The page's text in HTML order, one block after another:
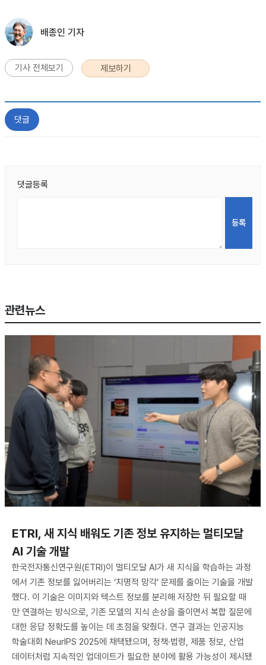
배종인 기자
기사 전체보기 제보하기
댓글
댓글등록
관련뉴스
ETRI, 새 지식 배워도 기존 정보 유지하는 멀티모달
AI 기술 개발
한국전자통신연구원(ETRI)이 멀티모달 AI가 새 지식을 학습하는 과정
에서 기존 정보를 잃어버리는 ‘치명적 망각’ 문제를 줄이는 기술을 개발
했다. 이 기술은 이미지와 텍스트 정보를 분리해 저장한 뒤 필요할 때
만 연결하는 방식으로, 기존 모델의 지식 손상을 줄이면서 복합 질문에
대한 응답 정확도를 높이는 데 초점을 맞췄다. 연구 결과는 인공지능
학술대회 NeurIPS 2025에 채택됐으며, 정책·법령, 제품 정보, 산업
데이터처럼 지속적인 업데이트가 필요한 분야에 활용 가능성이 제시됐